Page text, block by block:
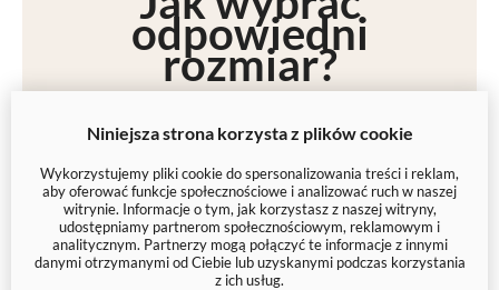
odpowiedni
rozmiar?
cm, ale przy większej liczbie zdjęć polecamy
większe formaty(np.90×60 cmlub120×80 cm) –
każde ujęcie pozostaje wtedyczytelneiprzyjemne
w odbiorze.
Niniejsza strona korzysta z plików cookie
Wykorzystujemy pliki cookie do spersonalizowania treści i reklam,
aby oferować funkcje społecznościowe i analizować ruch w naszej
witrynie. Informacje o tym, jak korzystasz z naszej witryny,
udostępniamy partnerom społecznościowym, reklamowym i
analitycznym. Partnerzy mogą połączyć te informacje z innymi
danymi otrzymanymi od Ciebie lub uzyskanymi podczas korzystania
z ich usług.